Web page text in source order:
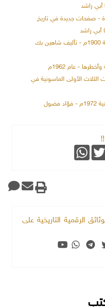
- صفحات جديدة في تاريخ
فضائل الماسونية - الطبعة الثانية 1900م - تأليف شاهين بك
- عام 1962م
الأولى الماسونية في
WhatsApp
الرقمية التاريخية على